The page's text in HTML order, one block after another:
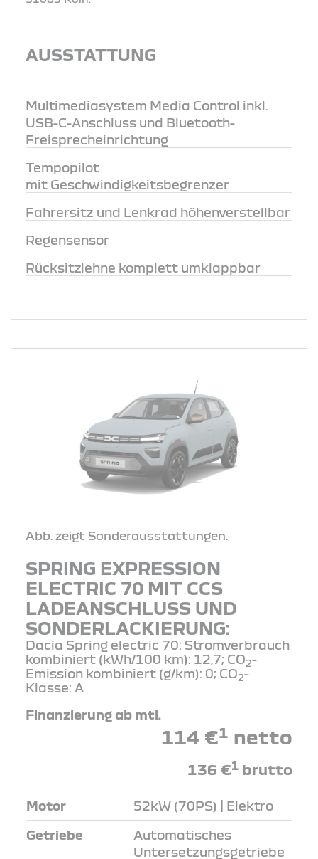
AUSSTATTUNG
Multimediasystem Media Control inkl.
USB-C-Anschluss und Bluetooth-
Freisprecheinrichtung
Tempopilot
mit Geschwindigkeitsbegrenzer
Fahrersitz und Lenkrad höhenverstellbar
Regensensor
Rücksitzlehne komplett umklappbar
Abb. zeigt Sonderausstattungen.
SPRING EXPRESSION
ELECTRIC 70 MIT CCS
LADEANSCHLUSS UND
SONDERLACKIERUNG:
Dacia Spring electric 70: Stromverbrauch
kombiniert (kWh/100 km): 12,7; CO2-
Emission kombiniert (g/km): 0; CO2-
Klasse: A
Finanzierung ab mtl.
114 €1 netto
136 €1 brutto
Motor 52kW (70PS) | Elektro
Getriebe
Automatisches
Untersetzungsgetriebe